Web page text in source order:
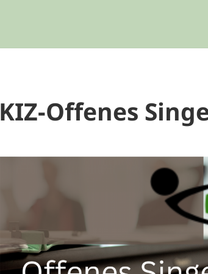
KIZ-Offenes